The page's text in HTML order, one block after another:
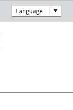
Language